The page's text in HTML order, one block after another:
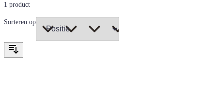
1 product
Sorteren op